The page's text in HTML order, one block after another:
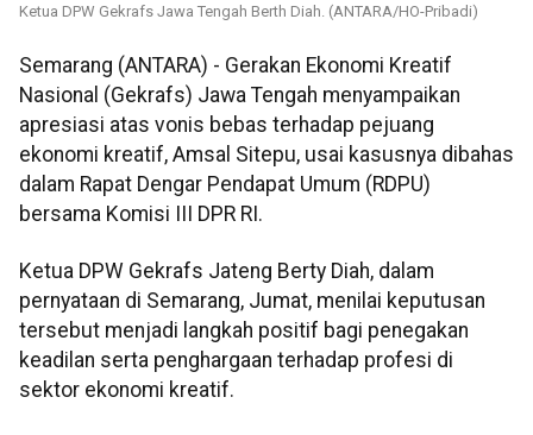
Ketua DPW Gekrafs Jawa Tengah Berth Diah. (ANTARA/HO-Pribadi)
Semarang (ANTARA) - Gerakan Ekonomi Kreatif
Nasional (Gekrafs) Jawa Tengah menyampaikan
apresiasi atas vonis bebas terhadap pejuang
ekonomi kreatif, Amsal Sitepu, usai kasusnya dibahas
dalam Rapat Dengar Pendapat Umum (RDPU)
bersama Komisi III DPR RI.
Ketua DPW Gekrafs Jateng Berty Diah, dalam
pernyataan di Semarang, Jumat, menilai keputusan
tersebut menjadi langkah positif bagi penegakan
keadilan serta penghargaan terhadap profesi di
sektor ekonomi kreatif.